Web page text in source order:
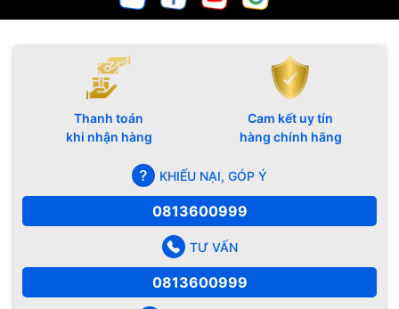
Thanh toán
khi nhận hàng
Cam kết uy tín
hàng chính hãng
KHIẾU NẠI, GÓP Ý
0813600999
TƯ VẤN
0813600999